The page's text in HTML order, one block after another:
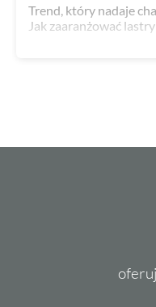
Trend, który nadaje
Jak zaaranżować